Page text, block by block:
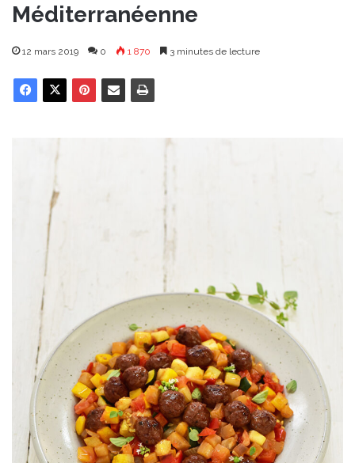
Méditerranéenne
12 mars 2019 0 1 870 3 minutes de lecture